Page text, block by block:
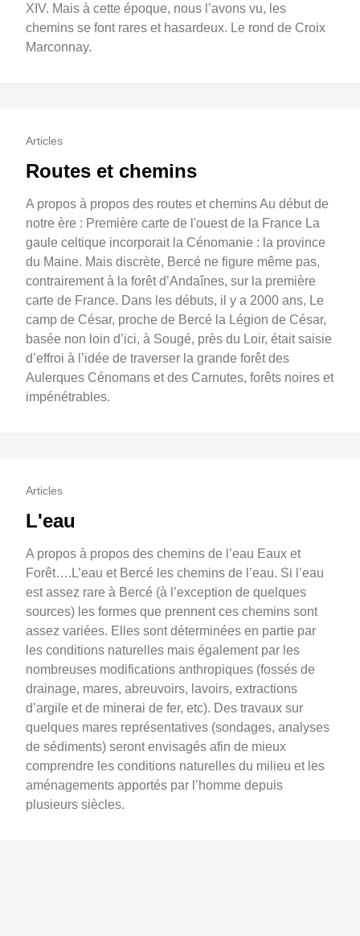
XIV. Mais à cette époque, nous l’avons vu, les
chemins se font rares et hasardeux. Le rond de Croix
Marconnay.
Articles
Routes et chemins
A propos à propos des routes et chemins Au début de
notre ère : Première carte de l'ouest de la France La
gaule celtique incorporait la Cénomanie : la province
du Maine. Mais discrète, Bercé ne figure même pas,
contrairement à la forêt d’Andaînes, sur la première
carte de France. Dans les débuts, il y a 2000 ans, Le
camp de César, proche de Bercé la Légion de César,
basée non loin d’ici, à Sougé, près du Loir, était saisie
d’effroi à l’idée de traverser la grande forêt des
Aulerques Cénomans et des Carnutes, forêts noires et
impénétrables.
Articles
L'eau
A propos à propos des chemins de l’eau Eaux et
Forêt….L’eau et Bercé les chemins de l’eau. Si l’eau
est assez rare à Bercé (à l’exception de quelques
sources) les formes que prennent ces chemins sont
assez variées. Elles sont déterminées en partie par
les conditions naturelles mais également par les
nombreuses modifications anthropiques (fossés de
drainage, mares, abreuvoirs, lavoirs, extractions
d’argile et de minerai de fer, etc). Des travaux sur
quelques mares représentatives (sondages, analyses
de sédiments) seront envisagés afin de mieux
comprendre les conditions naturelles du milieu et les
aménagements apportés par l’homme depuis
plusieurs siècles.